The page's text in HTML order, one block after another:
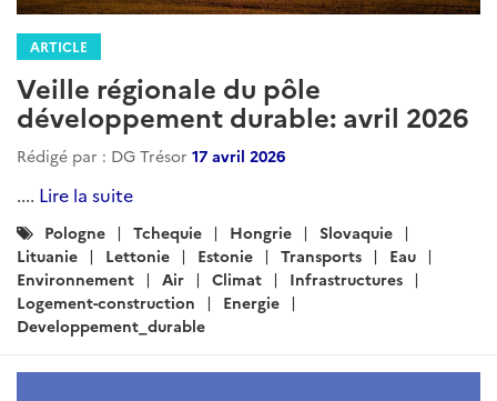
ARTICLE
Veille régionale du pôle
développement durable: avril 2026
Rédigé par : DG Trésor 17 avril 2026
.... Lire la suite
Catégories
:
Pologne Tchequie Hongrie
Slovaquie
Lituanie
Lettonie Estonie Transports
Eau
Environnement
Air Climat
Infrastructures
Logement-construction
Energie
Developpement_durable